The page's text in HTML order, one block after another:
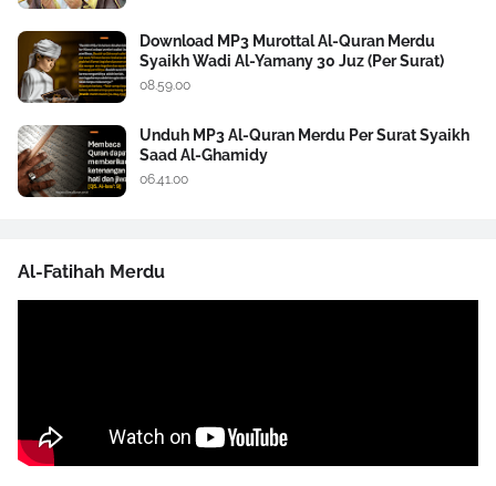
Download MP3 Murottal Al-Quran Merdu
Syaikh Wadi Al-Yamany 30 Juz (Per Surat)
08.59.00
Unduh MP3 Al-Quran Merdu Per Surat Syaikh
Saad Al-Ghamidy
06.41.00
Al-Fatihah Merdu